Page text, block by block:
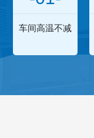
车间高温不减